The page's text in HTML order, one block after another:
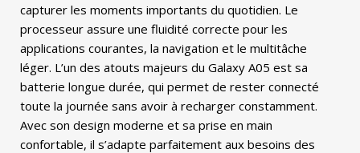
capturer les moments importants du quotidien. Le
processeur assure une fluidité correcte pour les
applications courantes, la navigation et le multitâche
léger. L’un des atouts majeurs du Galaxy A05 est sa
batterie longue durée, qui permet de rester connecté
toute la journée sans avoir à recharger constamment.
Avec son design moderne et sa prise en main
confortable, il s’adapte parfaitement aux besoins des